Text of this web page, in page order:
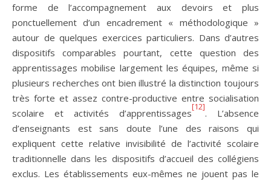
forme de l’accompagnement aux devoirs et plus
ponctuellement d’un encadrement « méthodologique »
autour de quelques exercices particuliers. Dans d’autres
dispositifs comparables pourtant, cette question des
apprentissages mobilise largement les équipes, même si
plusieurs recherches ont bien illustré la distinction toujours
très forte et assez contre-productive entre socialisation
scolaire et activités d’apprentissages
[12]
. L’absence
d’enseignants est sans doute l’une des raisons qui
expliquent cette relative invisibilité de l’activité scolaire
traditionnelle dans les dispositifs d’accueil des collégiens
exclus. Les établissements eux-mêmes ne jouent pas le